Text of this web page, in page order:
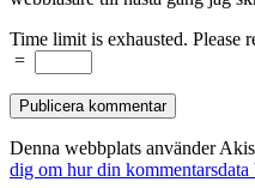
Time limit is exhausted. Please
=
Denna webbplats använder
dig om hur din kommentarsdata